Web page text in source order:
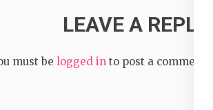
LEAVE A REPLY
must be logged in to post a comment.